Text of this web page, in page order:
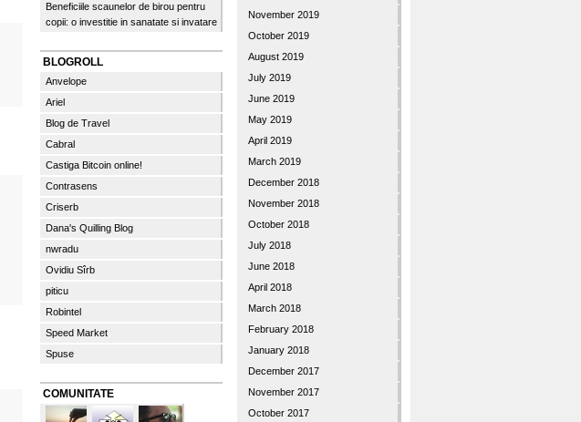
Beneficiile scaunelor de birou pentru
copii: o investitie in sanatate si invatare
BLOGROLL
Anvelope
Ariel
Blog de Travel
Cabral
Castiga Bitcoin online!
Contrasens
Criserb
Dana's Quilling Blog
nwradu
Ovidiu Sîrb
piticu
Robintel
Speed Market
Spuse
COMUNITATE
November 2019
October 2019
August 2019
July 2019
June 2019
May 2019
April 2019
March 2019
December 2018
November 2018
October 2018
July 2018
June 2018
April 2018
March 2018
February 2018
January 2018
December 2017
November 2017
October 2017